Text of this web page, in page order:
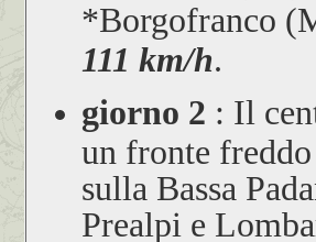
*Borgofranco
111 km/h.
giorno 2 : Il
un fronte
sulla Bassa
Prealpi e